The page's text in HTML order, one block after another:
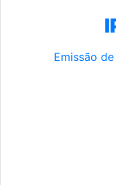
Emissão